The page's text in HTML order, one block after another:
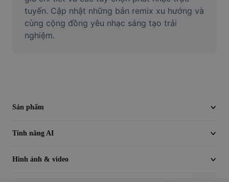
Nâng cao chất lượng
Trình chỉnh sửa video
tuyến. Cập nhật những bản remix xu hướng và
cùng cộng đồng yêu nhạc sáng tạo trải
nghiệm.
Sản phẩm
Tính năng AI
Hình ảnh & video